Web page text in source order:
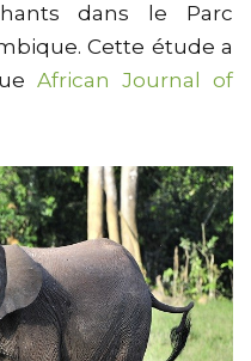
dans le Parc
Cette étude a
African Journal of